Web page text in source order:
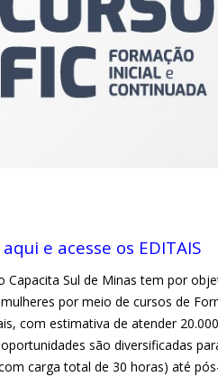
e acesse os EDITAIS
Capacita Sul de Minas tem por
por meio de cursos de
com estimativa de atender
são diversificadas
carga total de 30 horas) até